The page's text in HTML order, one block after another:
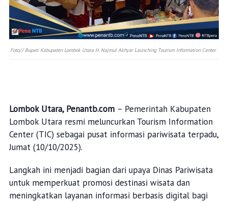
Foto// Bupati Kabupaten Lombok Utara H. Najmul Akhyar Launching Tourism Information Center
Lombok Utara, Penantb.com – Pemerintah Kabupaten
Lombok Utara resmi meluncurkan Tourism Information
Center (TIC) sebagai pusat informasi pariwisata terpadu,
Jumat (10/10/2025).
Langkah ini menjadi bagian dari upaya Dinas Pariwisata
untuk memperkuat promosi destinasi wisata dan
meningkatkan layanan informasi berbasis digital bagi